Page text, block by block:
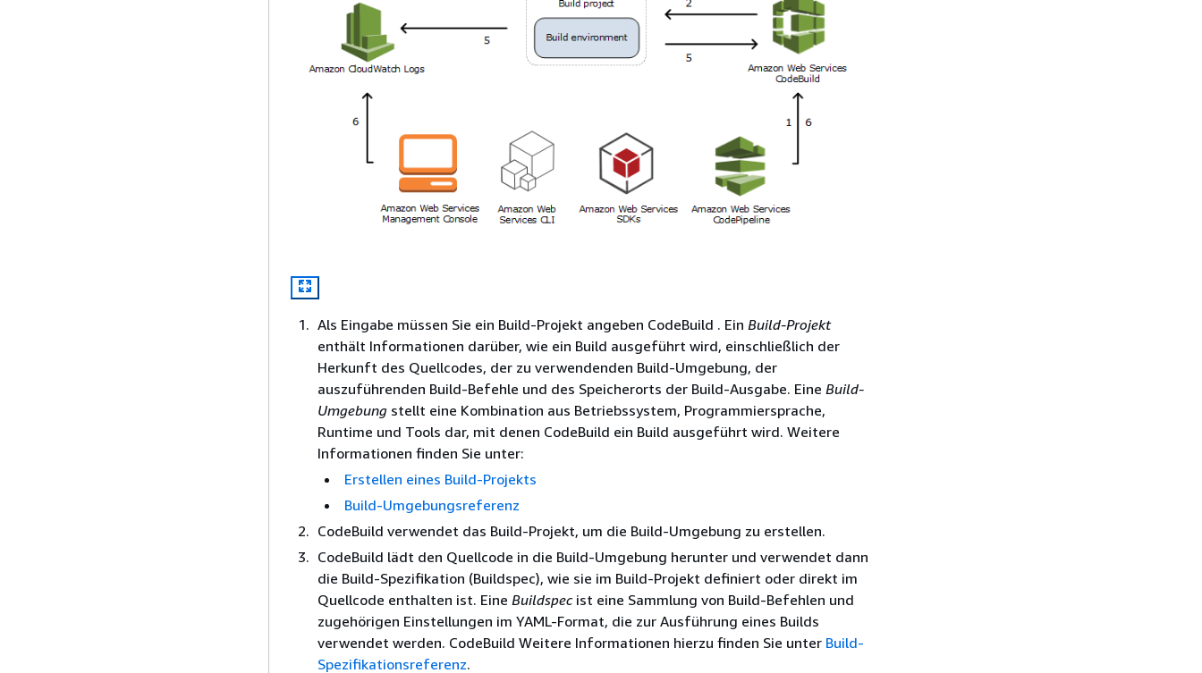
Als Eingabe müssen Sie ein Build-Projekt angeben CodeBuild . Ein Build-Projekt
enthält Informationen darüber, wie ein Build ausgeführt wird, einschließlich der
Herkunft des Quellcodes, der zu verwendenden Build-Umgebung, der
auszuführenden Build-Befehle und des Speicherorts der Build-Ausgabe. Eine Build-
Umgebung stellt eine Kombination aus Betriebssystem, Programmiersprache,
Runtime und Tools dar, mit denen CodeBuild ein Build ausgeführt wird. Weitere
Informationen finden Sie unter:
Erstellen eines Build-Projekts
Build-Umgebungsreferenz
CodeBuild verwendet das Build-Projekt, um die Build-Umgebung zu erstellen.
CodeBuild lädt den Quellcode in die Build-Umgebung herunter und verwendet dann
die Build-Spezifikation (Buildspec), wie sie im Build-Projekt definiert oder direkt im
Quellcode enthalten ist. Eine Buildspecist eine Sammlung von Build-Befehlen und
zugehörigen Einstellungen im YAML-Format, die zur Ausführung eines Builds
verwendet werden. CodeBuild Weitere Informationen hierzu finden Sie unter Build-
Spezifikationsreferenz.